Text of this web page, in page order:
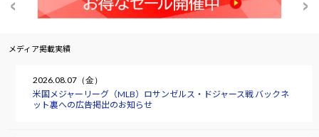
メディア掲載実績
2026.08.07（金）
米国メジャーリーグ（MLB）ロサンゼルス・ドジャース戦 バックネ
ット裏への広告掲出のお知らせ